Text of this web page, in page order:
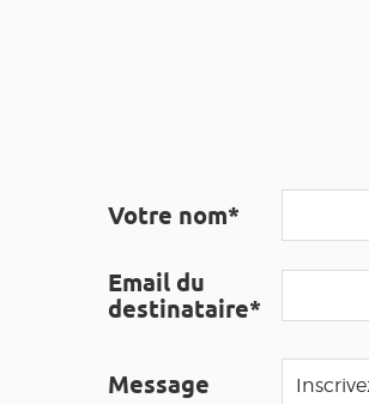
Votre nom*
Email du
destinataire*
Message